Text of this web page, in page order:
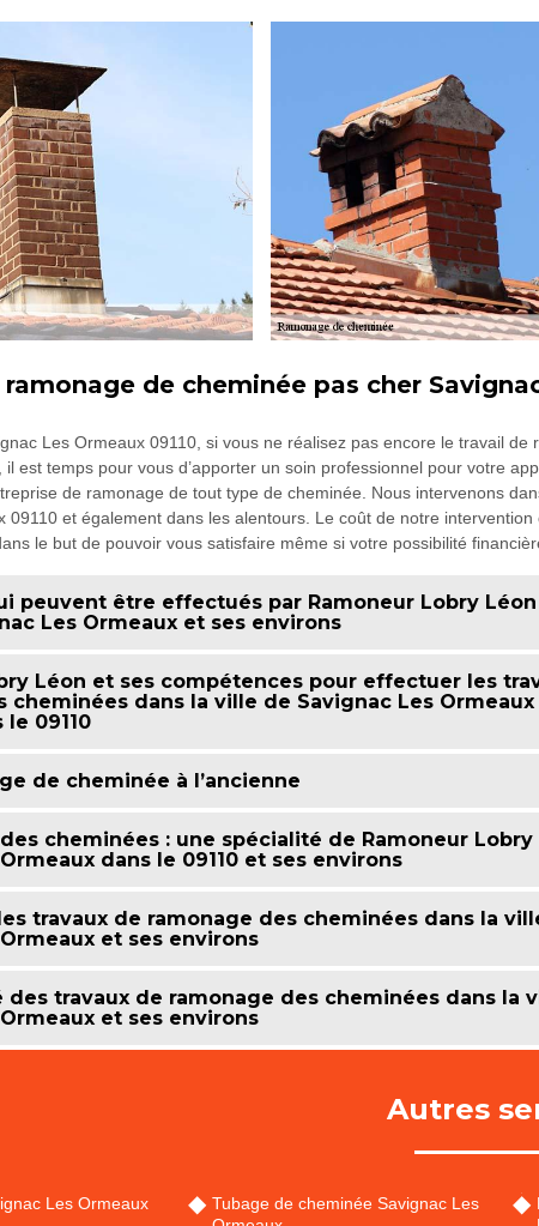
de cheminée pas cher
Les Ormeaux 09110, si vous ne réalisez pas encore le travail de
est temps pour vous d’apporter un soin professionnel pour votre
de ramonage de tout type de cheminée. Nous intervenons
09110 et également dans les alentours. Le coût de notre
le but de pouvoir vous satisfaire même si votre possibilité
peuvent être effectués par Ramoneur Lobry
Les Ormeaux et ses environs
Léon et ses compétences pour effectuer les
cheminées dans la ville de Savignac Les
09110
de cheminée à l’ancienne
cheminées : une spécialité de Ramoneur Lobry
dans le 09110 et ses environs
travaux de ramonage des cheminées dans la
et ses environs
des travaux de ramonage des cheminées dans la
et ses environs
Autres
Les Ormeaux
Tubage de cheminée Savignac Les